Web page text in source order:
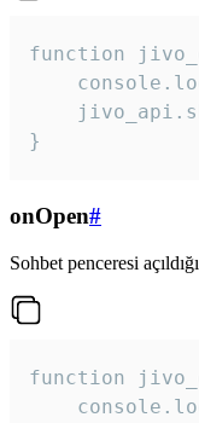
function
}
onOpen#
Sohbet penceresi
function